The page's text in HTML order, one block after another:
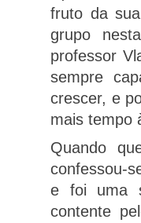
fruto da
grupo
professor
sempre
crescer, e
mais tempo
Quando
confessou-
e foi uma
contente